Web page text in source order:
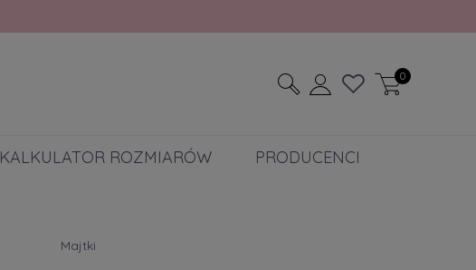
0
KALKULATOR ROZMIARÓW PRODUCENCI
Majtki